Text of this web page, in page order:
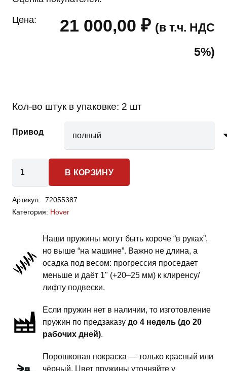
Цена: 21 000,00 ₽ (в т.ч. НДС
5%)
Кол-во штук в упаковке: 2 шт
Привод
товара
Wall
Hover
пружины
задней
подвески
дюйма
комфорт
В КОРЗИНУ
Артикул:
72055387
Категория: Hover
Наши пружины могут быть короче “в руках”,
но выше “на машине”. Важно не длина, а
осадка под весом: прогрессия проседает
меньше и даёт 1" (+20–25 мм) к клиренсу/
лифту подвески.
Если пружин нет в наличии, то изготовление
пружин по предзаказу до 4 недель (до 20
рабочих дней).
Порошковая покраска — только красный или
чёрный. Цвет пружины уточняйте у